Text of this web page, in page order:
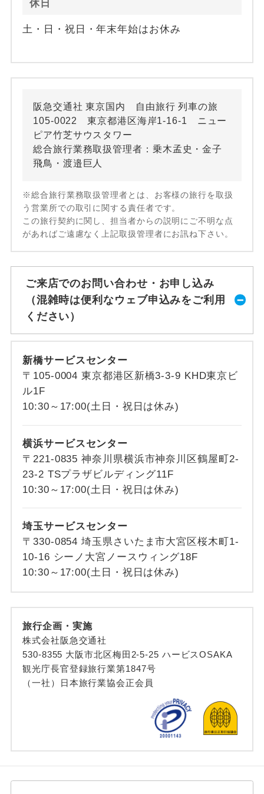
休日
土・日・祝日・年末年始はお休み
阪急交通社 東京国内 自由旅行 列車の旅
105-0022 東京都港区海岸1-16-1 ニュー
ピア竹芝サウスタワー
総合旅行業務取扱管理者：乗木孟史・金子
飛鳥・渡邉巨人
※総合旅行業務取扱管理者とは、お客様の旅行を取扱
う営業所での取引に関する責任者です。
この旅行契約に関し、担当者からの説明にご不明な点
があればご遠慮なく上記取扱管理者にお訊ね下さい。
ご来店でのお問い合わせ・お申し込み
（混雑時は便利なウェブ申込みをご利用
ください）
新橋サービスセンター
〒105-0004 東京都港区新橋3-3-9 KHD東京ビ
ル1F
10:30～17:00(土日・祝日は休み)
横浜サービスセンター
〒221-0835 神奈川県横浜市神奈川区鶴屋町2-
23-2 TSプラザビルディング11F
10:30～17:00(土日・祝日は休み)
埼玉サービスセンター
〒330-0854 埼玉県さいたま市大宮区桜木町1-
10-16 シーノ大宮ノースウィング18F
10:30～17:00(土日・祝日は休み)
旅行企画・実施
株式会社阪急交通社
530-8355 大阪市北区梅田2-5-25 ハービスOSAKA
観光庁長官登録旅行業第1847号
（一社）日本旅行業協会正会員